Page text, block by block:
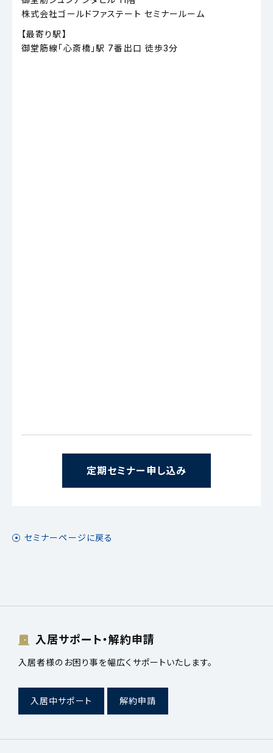
株式会社ゴールドファステート セミナールーム
【最寄り駅】
御堂筋線「心斎橋」駅 7番出口 徒歩3分
定期セミナー申し込み
セミナーページに戻る
入居サポート・解約申請
入居者様のお困り事を幅広くサポートいたします。
入居中サポート 解約申請